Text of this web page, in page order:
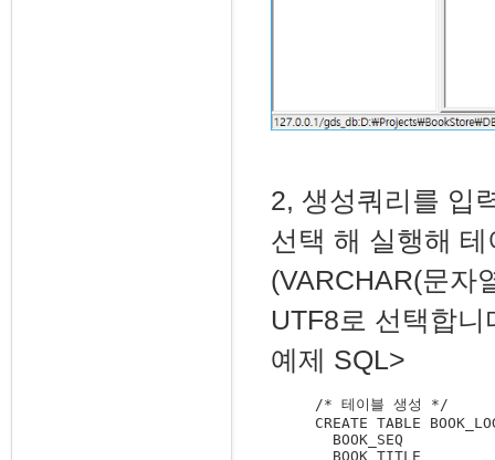
2, 생성쿼리를 입
선택 해 실행해
(VARCHAR(문자
UTF8로 선택합니
예제 SQL>
/* 테이블 생성 */
CREATE TABLE
  BOOK_SEQ		INTEGER NOT NULL,
  BOOK_TITLE		VARCHAR(50) CHARACTER SET UTF8 NOT NULL,